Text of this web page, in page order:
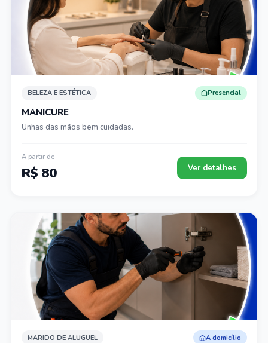
BELEZA E ESTÉTICA Presencial
MANICURE
Unhas das mãos bem cuidadas.
A partir de
R$ 80 Ver detalhes
MARIDO DE ALUGUEL A domicílio